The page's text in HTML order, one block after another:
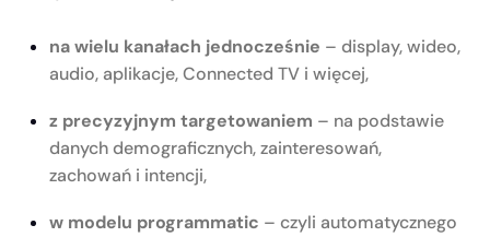
na wielu kanałach jednocześnie – display, wideo,
audio, aplikacje, Connected TV i więcej,
z precyzyjnym targetowaniem – na podstawie
danych demograficznych, zainteresowań,
zachowań i intencji,
w modelu programmatic – czyli automatycznego